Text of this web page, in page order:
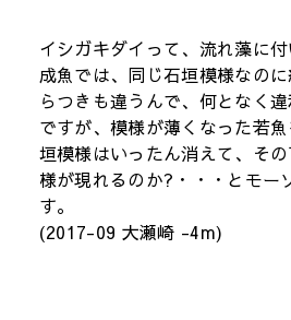
イシガキダイって、流れ藻に
成魚では、同じ石垣模様なの
らつきも違うんで、何となく
ですが、模様が薄くなった若
垣模様はいったん消えて、そ
様が現れるのか?・・・とモー
す。
(2017-09 大瀬崎 -4m)